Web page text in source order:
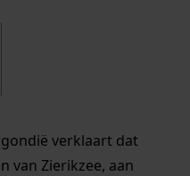
verklaart dat
van Zierikzee, aan